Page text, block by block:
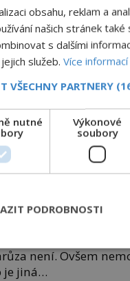
HIV
Hlavně nektarem.
bonusovou
pro vývoj vajíček.
komára a
létat bez pauzy
není. Ovšem
je jiná…
obsahu, reklam a
našich stránek
s dalšími
služeb. Více informací
VŠECHNY PARTNERY
nutné
Výkonové
soubory
PODROBNOSTI